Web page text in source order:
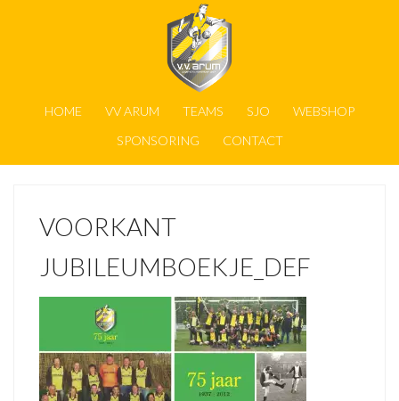
HOME VV ARUM TEAMS SJO
WEBSHOP
SPONSORING
CONTACT
VOORKANT
JUBILEUMBOEKJE_DEF